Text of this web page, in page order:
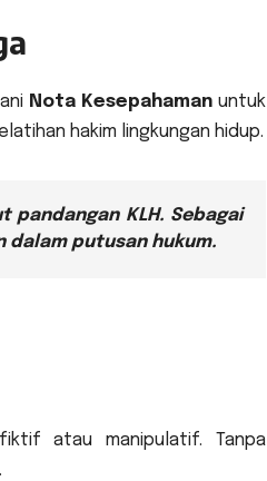
Nota Kesepahamanuntuk
hakim lingkungan hidup.
pandangan KLH. Sebagai
dalam putusan hukum.
atau manipulatif. Tanpa